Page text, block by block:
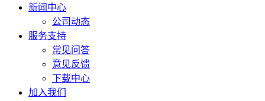
新闻中心
公司动态
服务支持
常见问答
意见反馈
下载中心
加入我们